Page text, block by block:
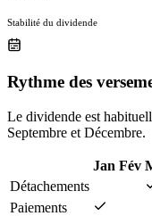
Stabilité du dividende
Rythme des
Le dividende est
Septembre et Décembre.
Jan Fév
Détachements
Paiements